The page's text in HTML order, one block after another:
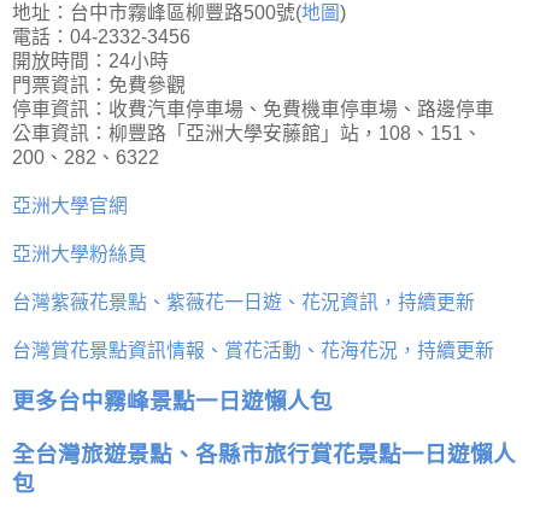
地址：台中市霧峰區柳豐路500號(地圖)
電話：04-2332-3456
開放時間：24小時
門票資訊：免費參觀
停車資訊：收費汽車停車場、免費機車停車場、路邊停車
公車資訊：柳豐路「亞洲大學安藤館」站，108、151、
200、282、6322
亞洲大學官網
亞洲大學粉絲頁
台灣紫薇花景點、紫薇花一日遊、花況資訊，持續更新
台灣賞花景點資訊情報、賞花活動、花海花況，持續更新
更多台中霧峰景點一日遊懶人包
全台灣旅遊景點、各縣市旅行賞花景點一日遊懶人
包